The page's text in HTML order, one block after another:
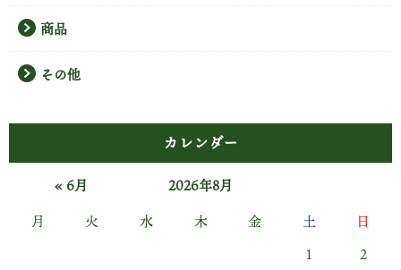
商品
その他
カレンダー
2026年8月
月
火 水 木 金 土
日
1
2
« 6月